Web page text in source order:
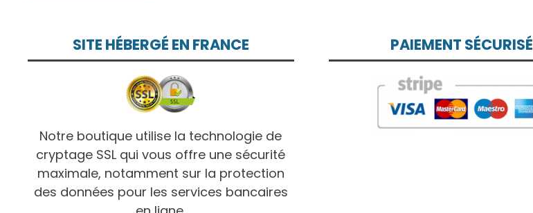
SITE HÉBERGÉ EN FRANCE
Notre boutique utilise la technologie de
cryptage SSL qui vous offre une sécurité
maximale, notamment sur la protection
des données pour les services bancaires
PAIEMENT SÉCURISÉ